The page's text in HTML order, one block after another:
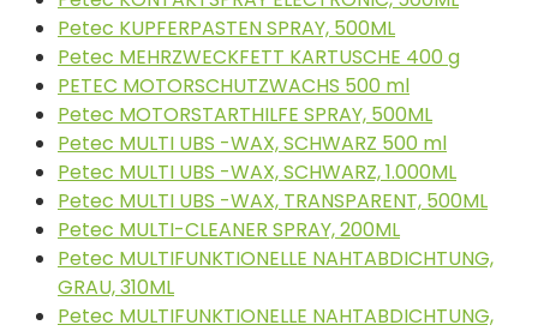
Petec KUPFERPASTEN SPRAY, 500ML
Petec MEHRZWECKFETT KARTUSCHE 400 g
PETEC MOTORSCHUTZWACHS 500 ml
Petec MOTORSTARTHILFE SPRAY, 500ML
Petec MULTI UBS -WAX, SCHWARZ 500 ml
Petec MULTI UBS -WAX, SCHWARZ, 1.000ML
Petec MULTI UBS -WAX, TRANSPARENT, 500ML
Petec MULTI-CLEANER SPRAY, 200ML
Petec MULTIFUNKTIONELLE NAHTABDICHTUNG,
GRAU, 310ML
Petec MULTIFUNKTIONELLE NAHTABDICHTUNG,